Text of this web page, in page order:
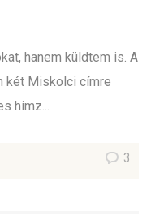
hanem küldtem is. A
két Miskolci címre
hímz...
3